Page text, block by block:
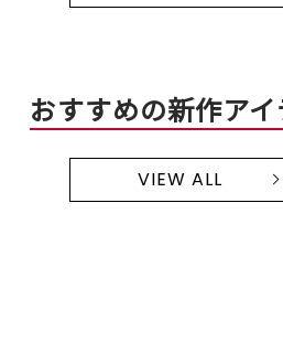
おすすめの新作ア
VIEW ALL